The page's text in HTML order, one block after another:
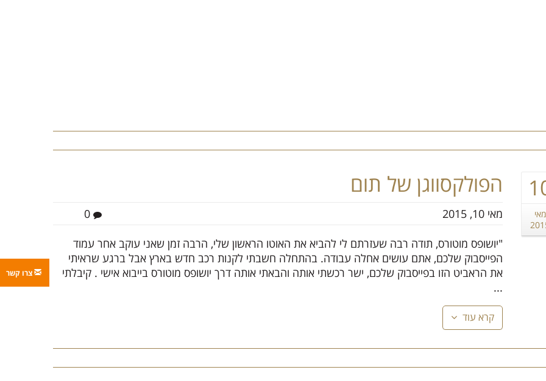
מאי
הפולקסווגן של תום
מאי 10, 2015
"יושופס מוטורס, תודה רבה שעזרתם לי להביא את האוטו הראשון שלי, הרבה זמן שאני עוקב אחר עמוד
הפייסבוק שלכם, אתם עושים אחלה עבודה. בהתחלה חשבתי לקנות רכב חדש בארץ אבל ברגע שראיתי
את הראביט הזו בפייסבוק שלכם, ישר רכשתי אותה והבאתי אותה דרך יושופס מוטורס בייבוא אישי . קיבלתי
...
קרא עוד
צרו קשר